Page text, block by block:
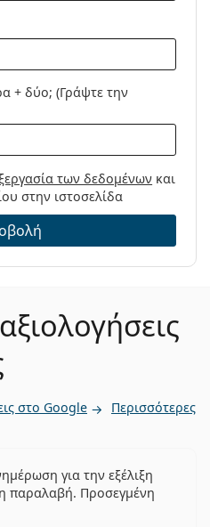
+ δύο; (Γράψτε την
των δεδομένων και
στην ιστοσελίδα
στο Google Περισσότερες
για την εξέλιξη
παραλαβή. Προσεγμένη